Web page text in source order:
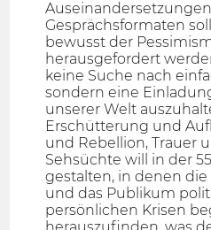
Gesprächsformaten
bewusst der
herausgefordert
keine Suche nach
sondern eine
unserer Welt
Erschütterung und
und Rebellion, Trauer
Sehsüchte will in der
gestalten, in denen
und das Publikum
persönlichen Krisen